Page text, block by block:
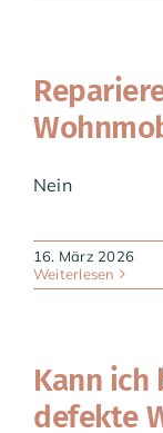
Nein
16. März 2026
Weiterlesen
Kann ich
defekte